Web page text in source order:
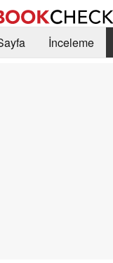
İnceleme